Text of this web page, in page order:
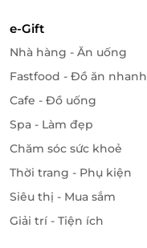
e-Gift
Nhà hàng - Ăn uống
Fastfood - Đồ ăn nhanh
Cafe - Đồ uống
Spa - Làm đẹp
Chăm sóc sức khoẻ
Thời trang - Phụ kiện
Siêu thị - Mua sắm
Giải trí - Tiện ích